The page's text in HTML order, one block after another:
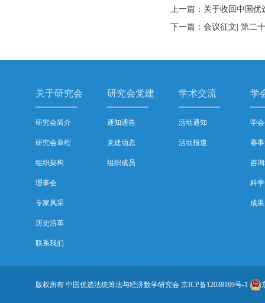
上一篇：关于收回中国
下一篇：会议征文| 第二
关于研究会
研究会简介
研究会章程
组织架构
理事会
专家风采
历史沿革
联系我们
研究会党建
通知通告
党建动态
组织成员
学术交流
活动通知
活动报道
学
学
赛
咨
科
成
版权所有 中国优选法统筹法与经济数学研究会 京ICP备12038169号-1